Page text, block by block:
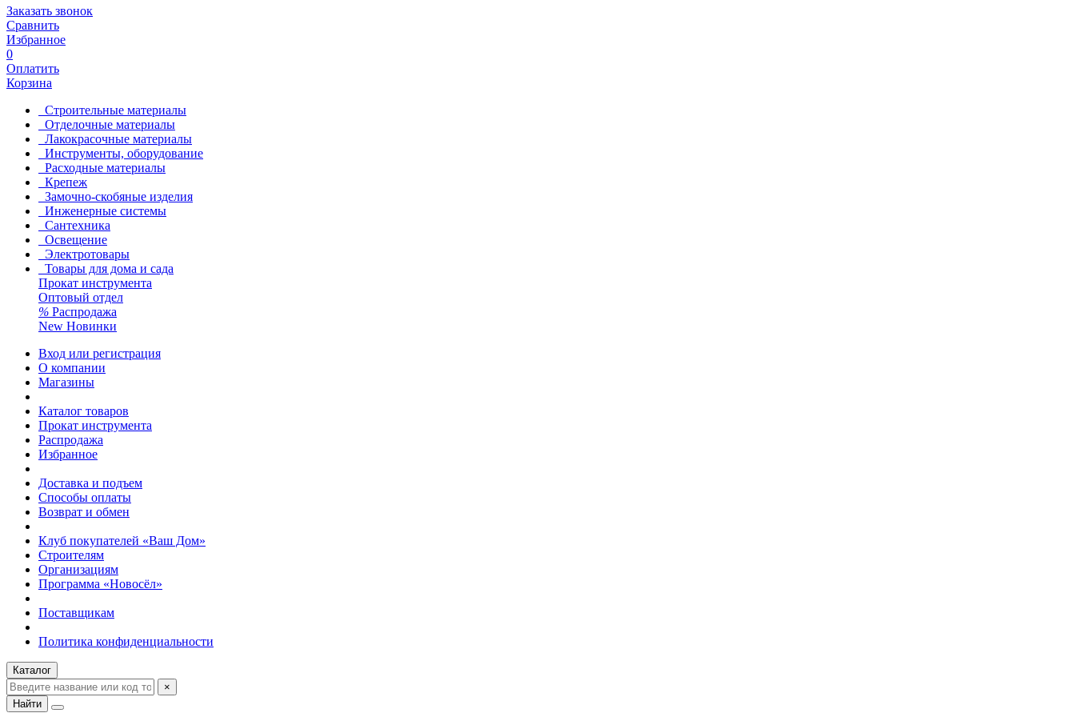
Заказать звонок
Сравнить
Избранное
0
Оплатить
Корзина
Строительные материалы
Отделочные материалы
Лакокрасочные материалы
Инструменты, оборудование
Расходные материалы
Крепеж
Замочно-скобяные изделия
Инженерные системы
Сантехника
Освещение
Электротовары
Товары для дома и сада
Прокат инструмента
Оптовый отдел
% Распродажа
New Новинки
Вход или регистрация
О компании
Магазины
Каталог товаров
Прокат инструмента
Распродажа
Избранное
Доставка и подъем
Способы оплаты
Возврат и обмен
Клуб покупателей «Ваш Дом»
Строителям
Организациям
Программа «Новосёл»
Поставщикам
Политика конфиденциальности
Каталог
×
Найти